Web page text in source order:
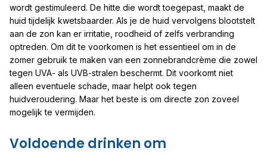
wordt gestimuleerd. De hitte die wordt toegepast, maakt de
huid tijdelijk kwetsbaarder. Als je de huid vervolgens blootstelt
aan de zon kan er irritatie, roodheid of zelfs verbranding
optreden. Om dit te voorkomen is het essentieel om in de
zomer gebruik te maken van een zonnebrandcrème die zowel
tegen UVA- als UVB-stralen beschermt. Dit voorkomt niet
alleen eventuele schade, maar helpt ook tegen
huidveroudering. Maar het beste is om directe zon zoveel
mogelijk te vermijden.
Voldoende drinken om